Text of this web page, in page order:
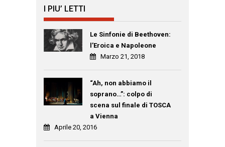
I PIU’ LETTI
Le Sinfonie di Beethoven:
l’Eroica e Napoleone
Marzo 21, 2018
“Ah, non abbiamo il
soprano…”: colpo di
scena sul finale di TOSCA
a Vienna
Aprile 20, 2016